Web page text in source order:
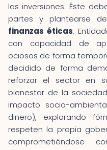
las inversiones. Éste
partes y plantearse
finanzas éticas:
con capacidad de
ociosos de forma
decidido de forma
reforzar el sector en
bienestar de la
impacto socio-
dinero), explorando
respeten la propia